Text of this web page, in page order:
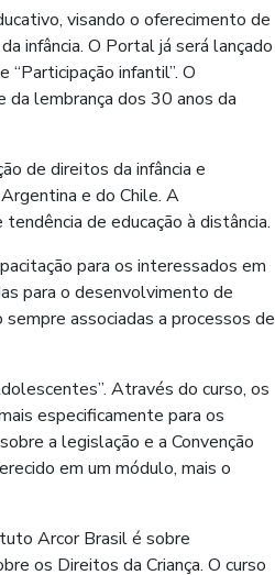
visando o oferecimento de
infância. O Portal já será lançado
infantil”. O
lembrança dos 30 anos da
de direitos da infância e
e do Chile. A
de educação à distância.
para os interessados em
para o desenvolvimento de
associadas a processos de
Através do curso, os
especificamente para os
a legislação e a Convenção
em um módulo, mais o
Arcor Brasil é sobre
os Direitos da Criança. O curso